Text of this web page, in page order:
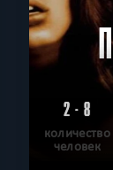
2 - 8
количество
человек